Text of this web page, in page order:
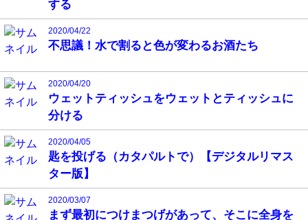
する
2020/04/22
不思議！水で割ると色が変わるお酒たち
2020/04/20
ウェットティッシュをウェットとティッシュに
分ける
2020/04/05
匙を投げる（カタパルトで）【デジタルリマス
ター版】
2020/03/07
まず最初につけまつげがあって、そこに全身を